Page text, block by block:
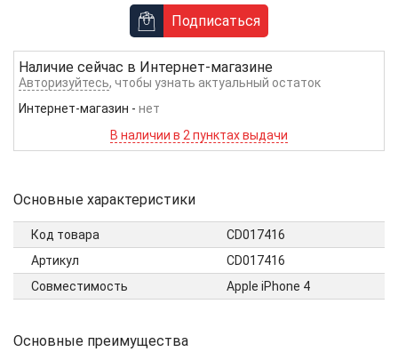
Подписаться
Наличие сейчас в Интернет-магазине
Авторизуйтесь, чтобы узнать актуальный остаток
Интернет-магазин - нет
В наличии в 2 пунктах выдачи
Основные характеристики
Код товара
CD017416
Артикул
CD017416
Совместимость
Apple iPhone 4
Основные преимущества